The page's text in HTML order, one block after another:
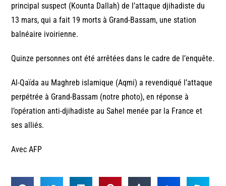
principal suspect (Kounta Dallah) de l’attaque djihadiste du
13 mars, qui a fait 19 morts à Grand-Bassam, une station
balnéaire ivoirienne.
Quinze personnes ont été arrêtées dans le cadre de l’enquête.
Al-Qaïda au Maghreb islamique (Aqmi) a revendiqué l’attaque
perpétrée à Grand-Bassam (notre photo), en réponse à
l’opération anti-djihadiste au Sahel menée par la France et
ses alliés.
Avec AFP